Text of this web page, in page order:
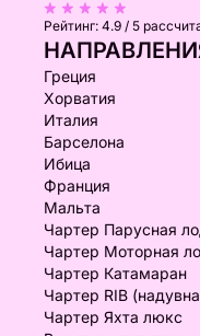
Рейтинг: 4.9 / 5
Греция
Хорватия
Италия
Барселона
Ибица
Франция
Мальта
Чартер Парусная
Чартер Моторная
Чартер Катамаран
Чартер RIB
Чартер Яхта люкс